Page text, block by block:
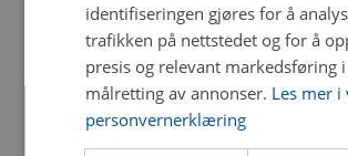
identifiseringen gjøres for å
trafikken på nettstedet og for å
presis og relevant markedsføring
målretting av annonser. Les mer i
personvernerklæring